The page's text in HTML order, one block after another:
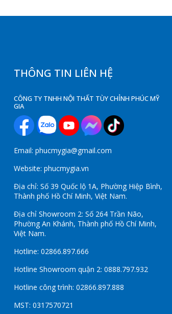
THÔNG TIN LIÊN HỆ
CÔNG TY TNHH NỘI THẤT TÙY CHỈNH PHÚC MỸ
GIA
Email: phucmygia@gmail.com
Website: phucmygia.vn
Địa chỉ: Số 39 Quốc lộ 1A, Phường Hiệp Bình,
Thành phố Hồ Chí Minh, Việt Nam.
Địa chỉ Showroom 2: Số 264 Trần Não,
Phường An Khánh, Thành phố Hồ Chí Minh,
Việt Nam.
Hotline: 02866.897.666
Hotline Showroom quận 2: 0888.797.932
Hotline công trình: 02866.897.888
MST: 0317570721